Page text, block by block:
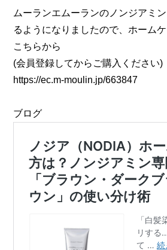
ムーランエムーランのノンジアミ
るようになりましたので、ホーム
こちらから
(会員登録してからご購入ください)
https://ec.m-moulin.jp/663847
ブログ